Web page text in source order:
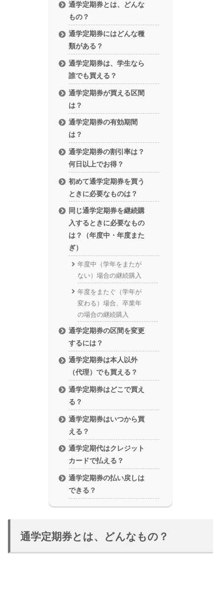
通学定期券とは、どんな
もの？
通学定期券にはどんな種
類がある？
通学定期券は、学生なら
誰でも買える？
通学定期券が買える区間
は？
通学定期券の有効期間
は？
通学定期券の割引率は？
何日以上でお得？
初めて通学定期券を買う
ときに必要なものは？
同じ通学定期券を継続購
入するときに必要なもの
は？（年度中・年度また
ぎ）
年度中（学年をまたが
ない）場合の継続購入
年度をまたぐ（学年が
変わる）場合、卒業年
の場合の継続購入
通学定期券の区間を変更
するには？
通学定期券は本人以外
（代理）でも買える？
通学定期券はどこで買え
る？
通学定期券はいつから買
える？
通学定期代はクレジット
カードで払える？
通学定期券の払い戻しは
できる？
通学定期券とは、どんなもの？